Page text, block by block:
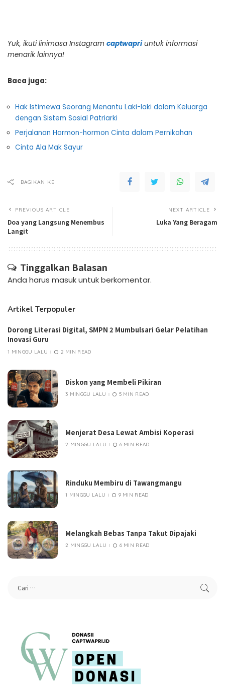
Yuk, ikuti linimasa Instagram captwapriuntuk informasi
menarik lainnya!
Baca juga:
Hak Istimewa Seorang Menantu Laki-laki dalam Keluarga
dengan Sistem Sosial Patriarki
Perjalanan Hormon-hormon Cinta dalam Pernikahan
Cinta Ala Mak Sayur
BAGIKAN KE
PREVIOUS ARTICLE
Doa yang Langsung Menembus
Langit
NEXT ARTICLE
Luka Yang Beragam
Tinggalkan Balasan
Anda harus masukuntuk berkomentar.
Artikel Terpopuler
Dorong Literasi Digital, SMPN 2 Mumbulsari Gelar Pelatihan
Inovasi Guru
1 MINGGU LALU 2 MIN READ
Diskon yang Membeli Pikiran
3 MINGGU LALU 5 MIN READ
Menjerat Desa Lewat Ambisi Koperasi
2 MINGGU LALU 6 MIN READ
Rinduku Membiru di Tawangmangu
1 MINGGU LALU 9 MIN READ
Melangkah Bebas Tanpa Takut Dipajaki
2 MINGGU LALU 6 MIN READ